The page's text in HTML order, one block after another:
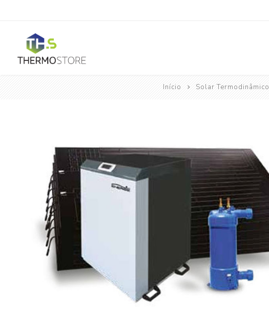
Ar Condicionado
Mono Split
Portátil
Início Solar Termodinâmico